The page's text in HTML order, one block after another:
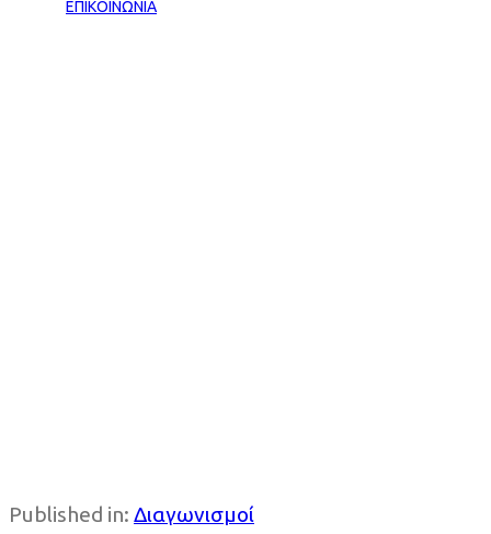
ΕΠΙΚΟΙΝΩΝΙΑ
Published in: Διαγωνισμοί